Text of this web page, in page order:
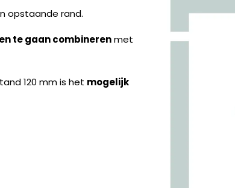
opstaande rand.
te gaan combinerenmet
120 mm is het mogelijk